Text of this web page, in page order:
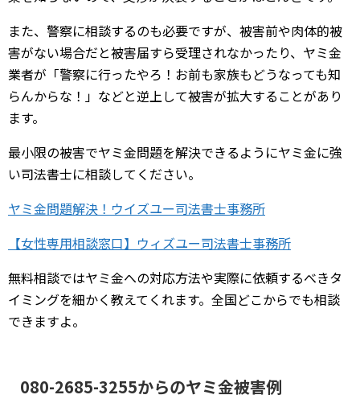
また、警察に相談するのも必要ですが、被害前や肉体的被
害がない場合だと被害届すら受理されなかったり、ヤミ金
業者が「警察に行ったやろ！お前も家族もどうなっても知
らんからな！」などと逆上して被害が拡大することがあり
ます。
最小限の被害でヤミ金問題を解決できるようにヤミ金に強
い司法書士に相談してください。
ヤミ金問題解決！ウイズユー司法書士事務所
【女性専用相談窓口】ウィズユー司法書士事務所
無料相談ではヤミ金への対応方法や実際に依頼するべきタ
イミングを細かく教えてくれます。全国どこからでも相談
できますよ。
080-2685-3255からのヤミ金被害例